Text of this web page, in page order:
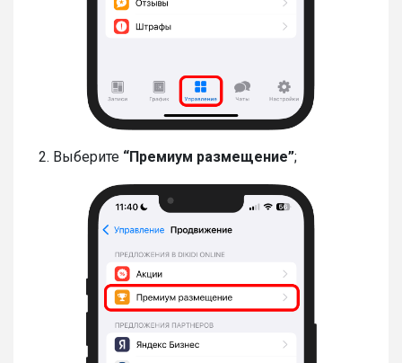
2. Выберите “Премиум размещение”;